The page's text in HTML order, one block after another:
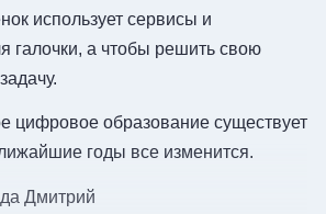
использует сервисы и
галочки, а чтобы решить свою
цифровое образование существует
годы все изменится.
Дмитрий